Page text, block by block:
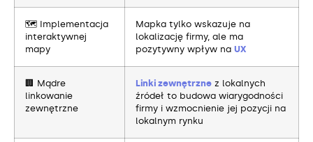
🗺️ Implementacja
interaktywnej
mapy
Mapka tylko wskazuje na
lokalizację firmy, ale ma
pozytywny wpływ na UX
🏢 Mądre
linkowanie
zewnętrzne
Linki zewnętrzne z lokalnych
źródeł to budowa wiarygodności
firmy i wzmocnienie jej pozycji na
lokalnym rynku